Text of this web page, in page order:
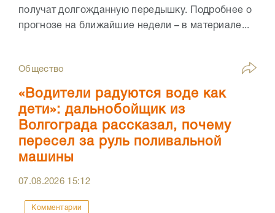
получат долгожданную передышку. Подробнее о
прогнозе на ближайшие недели – в материале...
Общество
«Водители радуются воде как
дети»: дальнобойщик из
Волгограда рассказал, почему
пересел за руль поливальной
машины
07.08.2026 15:12
Комментарии